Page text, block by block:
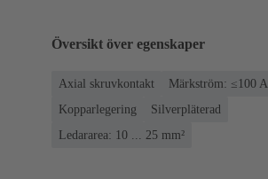
Översikt över egenskaper
Axial skruvkontakt Märkström: ≤100 A
Kopparlegering
Silverpläterad
Ledararea: 10 ... 25 mm²